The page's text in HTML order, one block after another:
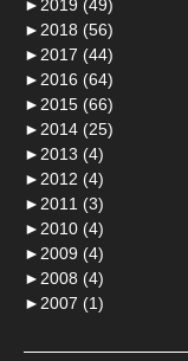
► 2019 (49)
► 2018 (56)
► 2017 (44)
► 2016 (64)
► 2015 (66)
► 2014 (25)
► 2013 (4)
► 2012 (4)
► 2011 (3)
► 2010 (4)
► 2009 (4)
► 2008 (4)
► 2007 (1)